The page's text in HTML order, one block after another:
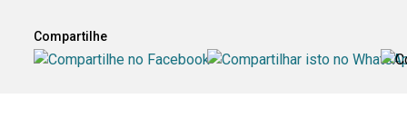
Compartilhe